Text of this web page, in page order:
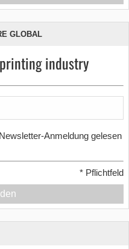
GLOBAL
industry
Anmeldung gelesen
* Pflichtfeld